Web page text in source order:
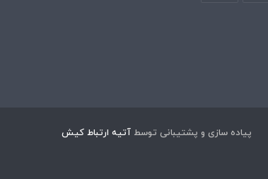
پیاده سازی و پشتیبانی توسط آتیه ارتباط کیش